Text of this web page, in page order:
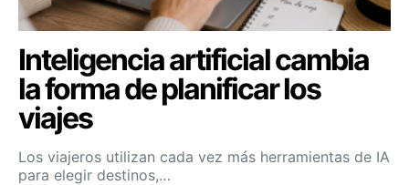
Inteligencia artificial cambia
la forma de planificar los
viajes
Los viajeros utilizan cada vez más herramientas de IA
para elegir destinos,…